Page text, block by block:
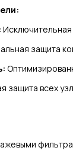
защита
защита всех